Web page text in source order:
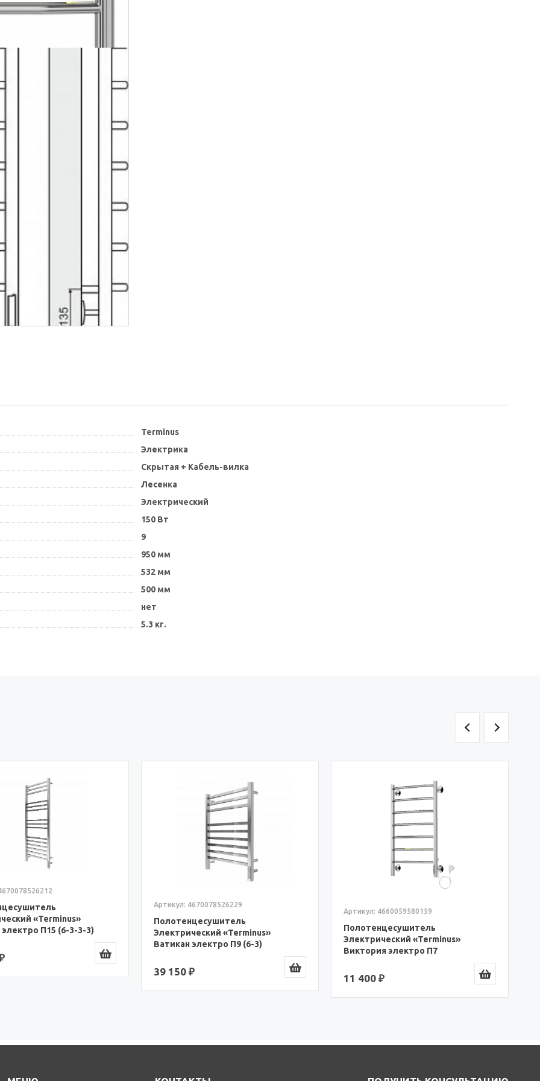
Terminus
Электрика
Скрытая + Кабель-вилка
Лесенка
Электрический
150 Вт
9
950 мм
532 мм
500 мм
нет
5.3 кг.
«Terminus»
П15 (6-3-3-3)
Артикул: 4670078526229
Полотенцесушитель
Электрический «Terminus»
Ватикан электро П9 (6-3)
39 150 ₽
Артикул: 4660059580159
Полотенцесушитель
Электрический «Terminus»
Виктория электро П7
11 400 ₽